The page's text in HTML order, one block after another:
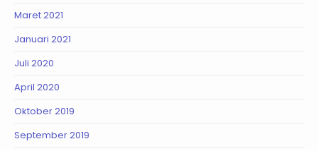
Maret 2021
Januari 2021
Juli 2020
April 2020
Oktober 2019
September 2019